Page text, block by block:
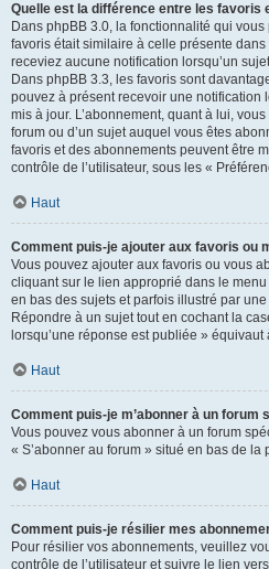
Quelle est la différence entre les favoris
Dans phpBB 3.0, la fonctionnalité qui
favoris était similaire à celle présente
receviez aucune notification lorsqu’un
Dans phpBB 3.3, les favoris sont
pouvez à présent recevoir une notification
mis à jour. L’abonnement, quant à lui,
forum ou d’un sujet auquel vous êtes
favoris et des abonnements peuvent être
contrôle de l’utilisateur, sous les «
Haut
Comment puis-je ajouter aux favoris ou
Vous pouvez ajouter aux favoris ou vous
cliquant sur le lien approprié dans le
en bas des sujets et parfois illustré par
Répondre à un sujet tout en cochant la
lorsqu’une réponse est publiée »
Haut
Comment puis-je m’abonner à un forum
Vous pouvez vous abonner à un forum
« S’abonner au forum » situé en bas de la
Haut
Comment puis-je résilier mes
Pour résilier vos abonnements, veuillez
contrôle de l’utilisateur et suivre le lien